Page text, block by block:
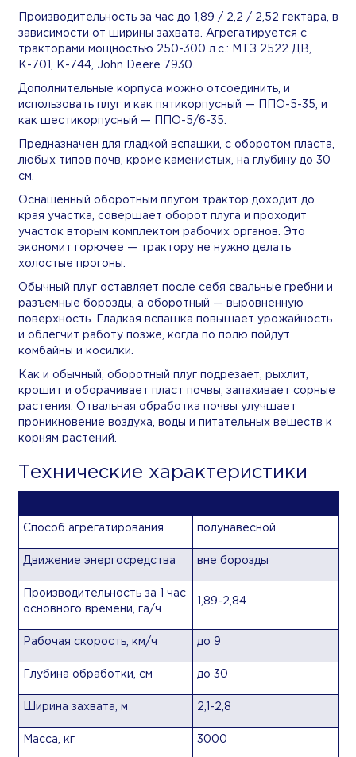
Производительность за час до 1,89 / 2,2 / 2,52 гектара, в
зависимости от ширины захвата. Агрегатируется с
тракторами мощностью 250-300 л.с.: МТЗ 2522 ДВ,
К-701, К-744, John Deere 7930.
Дополнительные корпуса можно отсоединить, и
использовать плуг и как пятикорпусный — ППО-5-35, и
как шестикорпусный — ППО-5/6-35.
Предназначен для гладкой вспашки, с оборотом пласта,
любых типов почв, кроме каменистых, на глубину до 30
см.
Оснащенный оборотным плугом трактор доходит до
края участка, совершает оборот плуга и проходит
участок вторым комплектом рабочих органов. Это
экономит горючее — трактору не нужно делать
холостые прогоны.
Обычный плуг оставляет после себя свальные гребни и
разъемные борозды, а оборотный — выровненную
поверхность. Гладкая вспашка повышает урожайность
и облегчит работу позже, когда по полю пойдут
комбайны и косилки.
Как и обычный, оборотный плуг подрезает, рыхлит,
крошит и оборачивает пласт почвы, запахивает сорные
растения. Отвальная обработка почвы улучшает
проникновение воздуха, воды и питательных веществ к
корням растений.
Технические характеристики
Способ агрегатирования полунавесной
Движение энергосредства вне борозды
Производительность за 1 час
основного времени, га/ч
1,89-2,84
Рабочая скорость, км/ч до 9
Глубина обработки, см до 30
Ширина захвата, м 2,1-2,8
Масса, кг 3000